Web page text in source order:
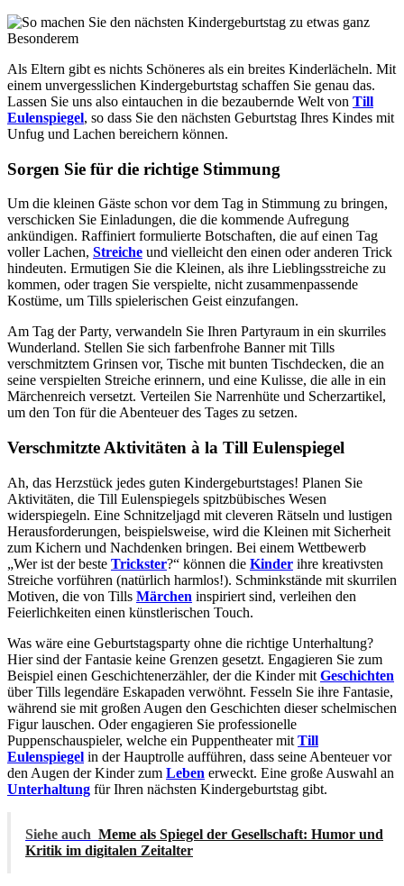
Als Eltern gibt es nichts Schöneres als ein breites Kinderlächeln. Mit
einem unvergesslichen Kindergeburtstag schaffen Sie genau das.
Lassen Sie uns also eintauchen in die bezaubernde Welt von Till
Eulenspiegel, so dass Sie den nächsten Geburtstag Ihres Kindes mit
Unfug und Lachen bereichern können.
Sorgen Sie für die richtige Stimmung
Um die kleinen Gäste schon vor dem Tag in Stimmung zu bringen,
verschicken Sie Einladungen, die die kommende Aufregung
ankündigen. Raffiniert formulierte Botschaften, die auf einen Tag
voller Lachen, Streiche und vielleicht den einen oder anderen Trick
hindeuten. Ermutigen Sie die Kleinen, als ihre Lieblingsstreiche zu
kommen, oder tragen Sie verspielte, nicht zusammenpassende
Kostüme, um Tills spielerischen Geist einzufangen.
Am Tag der Party, verwandeln Sie Ihren Partyraum in ein skurriles
Wunderland. Stellen Sie sich farbenfrohe Banner mit Tills
verschmitztem Grinsen vor, Tische mit bunten Tischdecken, die an
seine verspielten Streiche erinnern, und eine Kulisse, die alle in ein
Märchenreich versetzt. Verteilen Sie Narrenhüte und Scherzartikel,
um den Ton für die Abenteuer des Tages zu setzen.
Verschmitzte Aktivitäten à la Till Eulenspiegel
Ah, das Herzstück jedes guten Kindergeburtstages! Planen Sie
Aktivitäten, die Till Eulenspiegels spitzbübisches Wesen
widerspiegeln. Eine Schnitzeljagd mit cleveren Rätseln und lustigen
Herausforderungen, beispielsweise, wird die Kleinen mit Sicherheit
zum Kichern und Nachdenken bringen. Bei einem Wettbewerb
„Wer ist der beste Trickster?“ können die Kinder ihre kreativsten
Streiche vorführen (natürlich harmlos!). Schminkstände mit skurrilen
Motiven, die von Tills Märchen inspiriert sind, verleihen den
Feierlichkeiten einen künstlerischen Touch.
Was wäre eine Geburtstagsparty ohne die richtige Unterhaltung?
Hier sind der Fantasie keine Grenzen gesetzt. Engagieren Sie zum
Beispiel einen Geschichtenerzähler, der die Kinder mit Geschichten
über Tills legendäre Eskapaden verwöhnt. Fesseln Sie ihre Fantasie,
während sie mit großen Augen den Geschichten dieser schelmischen
Figur lauschen. Oder engagieren Sie professionelle
Puppenschauspieler, welche ein Puppentheater mit Till
Eulenspiegel in der Hauptrolle aufführen, dass seine Abenteuer vor
den Augen der Kinder zum Leben erweckt. Eine große Auswahl an
Unterhaltung für Ihren nächsten Kindergeburtstag gibt.
Siehe auch Meme als Spiegel der Gesellschaft: Humor und
Kritik im digitalen Zeitalter